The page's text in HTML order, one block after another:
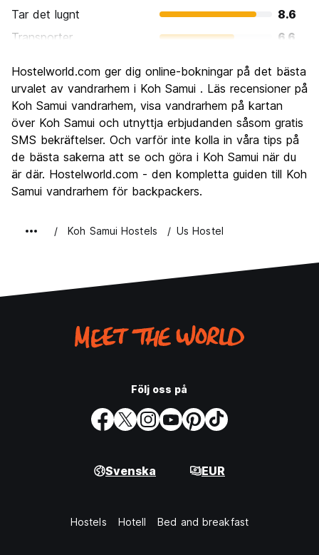
Tar det lugnt
8.6
Transporter
6.6
Kultur
6.5
Festa
8.0
Värde för pengarna
7.1
Hostelworld.com ger dig online-bokningar på det bästa
urvalet av vandrarhem i Koh Samui . Läs recensioner på
Koh Samui vandrarhem, visa vandrarhem på kartan
över Koh Samui och utnyttja erbjudanden såsom gratis
SMS bekräftelser. Och varför inte kolla in våra tips på
de bästa sakerna att se och göra i Koh Samui när du
är där. Hostelworld.com - den kompletta guiden till Koh
Samui vandrarhem för backpackers.
Koh Samui Hostels Us Hostel
Följ oss på
Svenska EUR
Hostels Hotell Bed and breakfast